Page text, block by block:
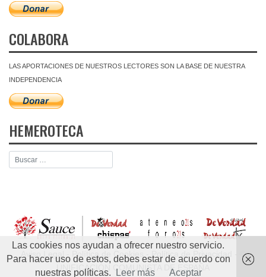
COLABORA
LAS APORTACIONES DE NUESTROS LECTORES SON LA BASE DE NUESTRA
INDEPENDENCIA
HEMEROTECA
Aviso Legal Política de Cookies Política de Privacidad
- ©
UNIFICACIÓN COMUNISTA DE ESPAÑA
Las cookies nos ayudan a ofrecer nuestro servicio.
Para hacer uso de estos, debes estar de acuerdo con
nuestras políticas.
Leer más Aceptar